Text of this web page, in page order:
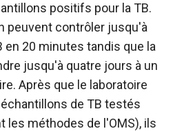
positifs pour la TB.
peuvent contrôler jusqu'à
en 20 minutes tandis que la
jusqu'à quatre jours à un
Après que le laboratoire
de TB testés
les méthodes de l'OMS), ils